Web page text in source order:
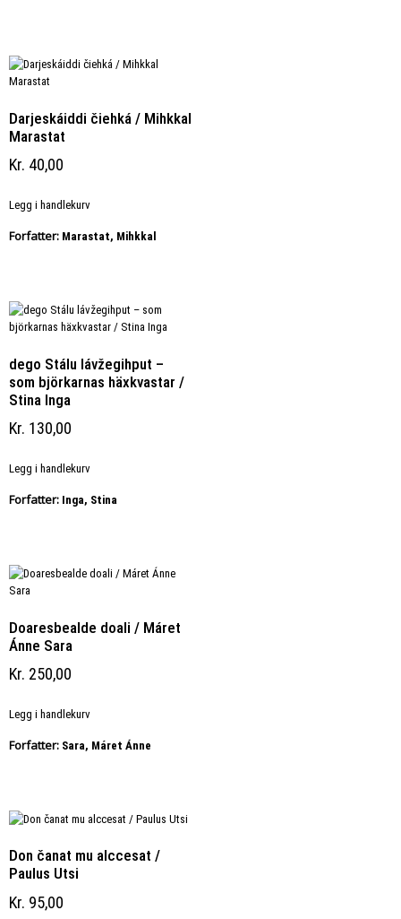
Darjeskáiddi čiehká / Mihkkal
Marastat
Kr 40,00
Legg i handlekurv
Forfatter: Marastat, Mihkkal
dego Stálu lávžegihput –
som björkarnas häxkvastar /
Stina Inga
Kr 130,00
Legg i handlekurv
Forfatter: Inga, Stina
Doaresbealde doali / Máret
Ánne Sara
Kr 250,00
Legg i handlekurv
Forfatter: Sara, Máret Ánne
Don čanat mu alccesat /
Paulus Utsi
Kr 95,00